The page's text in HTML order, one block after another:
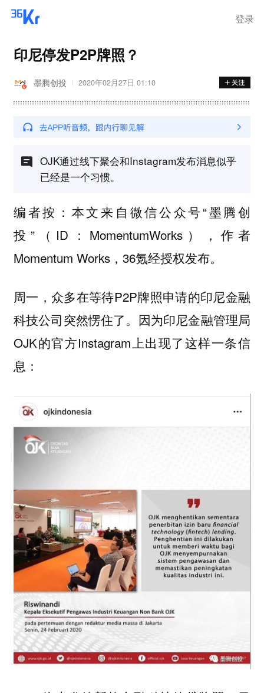
登录
印尼停发P2P牌照？
墨腾创投 2020年02月27日 01:10
OJK通过线下聚会和Instagram发布消息似乎
已经是一个习惯。
编者按：本文来自微信公众号“墨腾创
投”（ID：MomentumWorks），作者
Momentum Works，36氪经授权发布。
周一，众多在等待P2P牌照申请的印尼金融
科技公司突然愣住了。因为印尼金融管理局
OJK的官方Instagram上出现了这样一条信
息：